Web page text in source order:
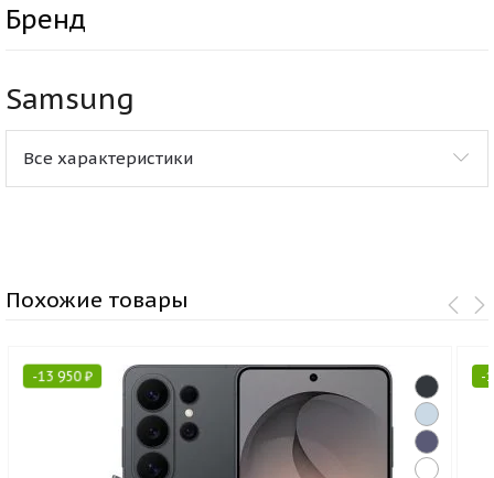
Бренд
Samsung
Все характеристики
Похожие товары
-13 950₽ -